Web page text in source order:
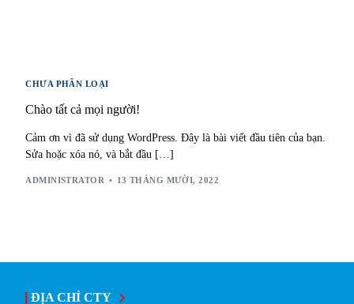
CHƯA PHÂN LOẠI
Chào tất cả mọi người!
Cảm ơn vì đã sử dụng WordPress. Đây là bài viết đầu tiên của bạn.
Sửa hoặc xóa nó, và bắt đầu […]
ADMINISTRATOR 13 THÁNG MƯỜI, 2022
ĐỊA CHỈ CTY